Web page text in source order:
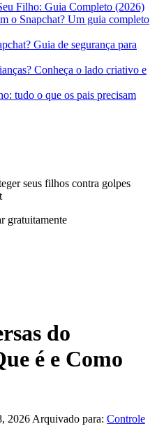
Filho: Guia Completo (2026)
o Snapchat? Um guia completo
Guia de segurança para
Conheça o lado criativo e
tudo o que os pais precisam
seus filhos contra golpes
gratuitamente
do
é e Como
2026 Arquivado para: Controle